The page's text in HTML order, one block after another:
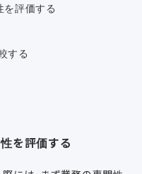
評価する
する
を評価する